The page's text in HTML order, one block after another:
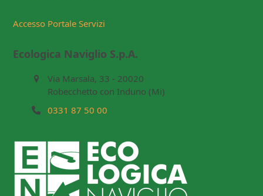
Accesso Portale Servizi
Ecologica Naviglio S.p.A.
Via Marsala, 33 - 20020
Robecchetto con Induno (Mi)
0331 87 50 00